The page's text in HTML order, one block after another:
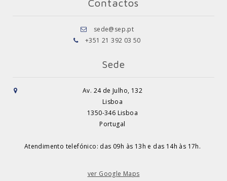
Contactos
sede@sep.pt
+351 21 392 03 50
Sede
Av. 24 de Julho, 132
Lisboa
1350-346 Lisboa
Portugal
Atendimento telefónico: das 09h às 13h e das 14h às 17h.
ver Google Maps